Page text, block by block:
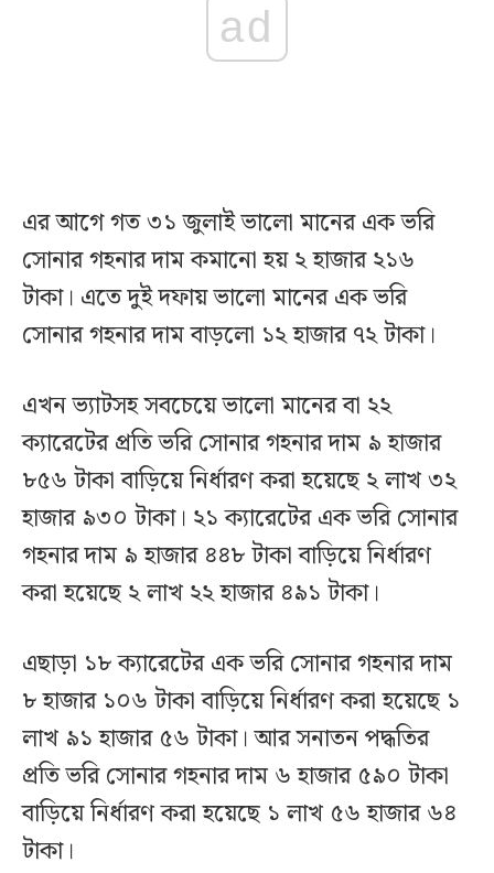
ad
এর আগে গত ৩১ জুলাই ভালো মানের এক ভরি
সোনার গহনার দাম কমানো হয় ২ হাজার ২১৬
টাকা। এতে দুই দফায় ভালো মানের এক ভরি
সোনার গহনার দাম বাড়লো ১২ হাজার ৭২ টাকা।
এখন ভ্যাটসহ সবচেয়ে ভালো মানের বা ২২
ক্যারেটের প্রতি ভরি সোনার গহনার দাম ৯ হাজার
৮৫৬ টাকা বাড়িয়ে নির্ধারণ করা হয়েছে ২ লাখ ৩২
হাজার ৯৩০ টাকা। ২১ ক্যারেটের এক ভরি সোনার
গহনার দাম ৯ হাজার ৪৪৮ টাকা বাড়িয়ে নির্ধারণ
করা হয়েছে ২ লাখ ২২ হাজার ৪৯১ টাকা।
এছাড়া ১৮ ক্যারেটের এক ভরি সোনার গহনার দাম
৮ হাজার ১০৬ টাকা বাড়িয়ে নির্ধারণ করা হয়েছে ১
লাখ ৯১ হাজার ৫৬ টাকা। আর সনাতন পদ্ধতির
প্রতি ভরি সোনার গহনার দাম ৬ হাজার ৫৯০ টাকা
বাড়িয়ে নির্ধারণ করা হয়েছে ১ লাখ ৫৬ হাজার ৬৪
টাকা।